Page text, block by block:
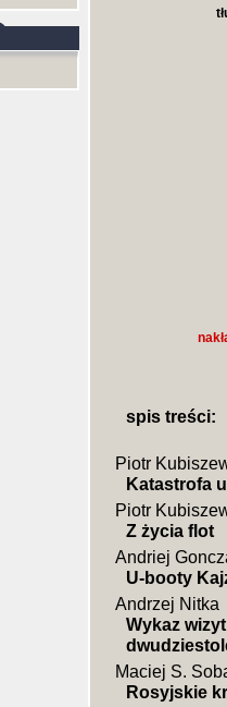
spis treści:
Piotr
Katastrofa
Piotr
Z życia flot
Andriej
U-booty
Andrzej Nitka
Wykaz
Maciej S.
Rosyjskie